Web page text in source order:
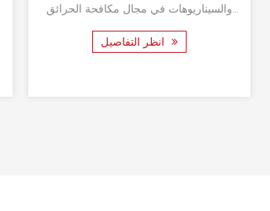
لتوفير السلامة والحماية لرجال الإطفاء
والمستجيبين للطوارئ في البيئات الصعبة.